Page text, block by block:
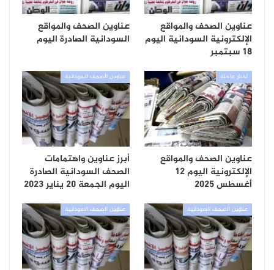
عناوين الصحف والمواقع
الإلكترونية السودانية اليوم
18 سبتمبر
عناوين الصحف والمواقع
السودانية الصادرة اليوم
أخبار عاجلة
عناوين الصحف والمواقع
الإلكترونية اليوم 12
أغسطس 2025
عناوين الصحف السودانية
أبرز عناوين واهتمامات
الصحف السودانية الصادرة
اليوم الجمعة 20 يناير 2023
عناوين الصحف السودانية عناوين الصحف السودانية